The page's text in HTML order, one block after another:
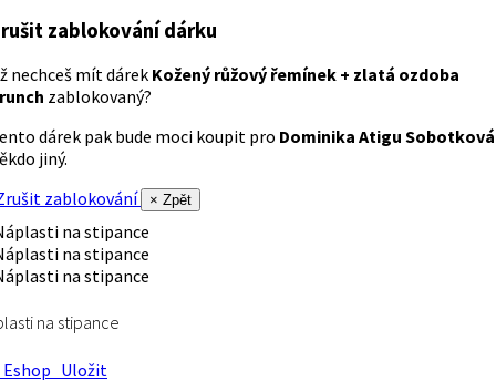
zablokování dárku
nechceš mít dárek Kožený růžový řemínek + zlatá ozdoba
zablokovaný?
dárek pak bude moci koupit pro Dominika Atigu Sobotková
jiný.
zablokování
× Zpět
na stipance
Uložit